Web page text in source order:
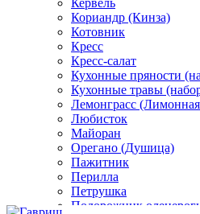
Кервель
Кориандр (Кинза)
Котовник
Кресс
Кресс-салат
Кухонные пряности
Кухонные травы
Лемонграсс (Лимонная
Любисток
Майоран
Орегано (Душица)
Пажитник
Перилла
Петрушка
Подорожник